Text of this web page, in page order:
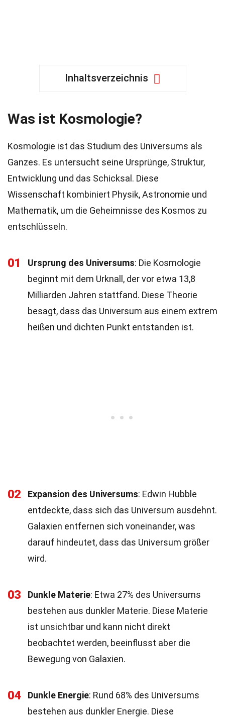
Inhaltsverzeichnis
Was ist Kosmologie?
Kosmologie ist das Studium des Universums als
Ganzes. Es untersucht seine Ursprünge, Struktur,
Entwicklung und das Schicksal. Diese
Wissenschaft kombiniert Physik, Astronomie und
Mathematik, um die Geheimnisse des Kosmos zu
entschlüsseln.
01 Ursprung des Universums: Die Kosmologie
beginnt mit dem Urknall, der vor etwa 13,8
Milliarden Jahren stattfand. Diese Theorie
besagt, dass das Universum aus einem extrem
heißen und dichten Punkt entstanden ist.
02 Expansion des Universums: Edwin Hubble
entdeckte, dass sich das Universum ausdehnt.
Galaxien entfernen sich voneinander, was
darauf hindeutet, dass das Universum größer
wird.
03 Dunkle Materie: Etwa 27% des Universums
bestehen aus dunkler Materie. Diese Materie
ist unsichtbar und kann nicht direkt
beobachtet werden, beeinflusst aber die
Bewegung von Galaxien.
04 Dunkle Energie: Rund 68% des Universums
bestehen aus dunkler Energie. Diese